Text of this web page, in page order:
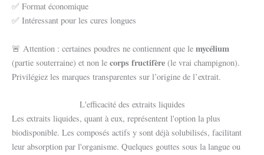
✅ Format économique
✅ Intéressant pour les cures longues
🚨 Attention : certaines poudres ne contiennent que le mycélium
(partie souterraine) et non le corps fructifère (le vrai champignon).
Privilégiez les marques transparentes sur l’origine de l’extrait.
L'efficacité des extraits liquides
Les extraits liquides, quant à eux, représentent l'option la plus
biodisponible. Les composés actifs y sont déjà solubilisés, facilitant
leur absorption par l'organisme. Quelques gouttes sous la langue ou